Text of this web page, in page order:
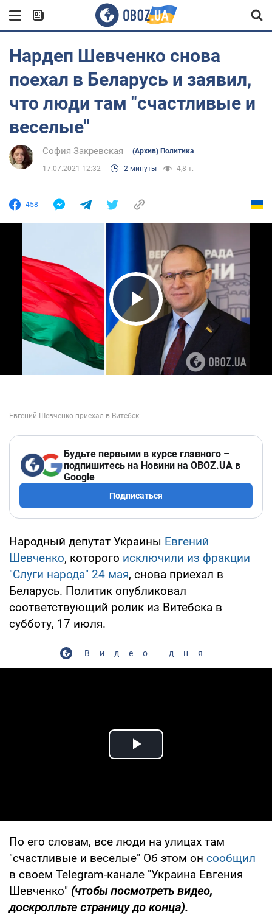
Нардеп Шевченко снова
поехал в Беларусь и заявил,
что люди там "счастливые и
веселые"
София Закревская (Архив) Политика
17.07.2021 12:32 2 минуты 4,8 т.
458
Play Video
Будьте первыми в курсе главного –
подпишитесь на Новини на OBOZ.UA в
Google
Подписаться
Народный депутат Украины Евгений
Шевченко, которого исключили из фракции
"Слуги народа" 24 мая, снова приехал в
Беларусь. Политик опубликовал
соответствующий ролик из Витебска в
субботу, 17 июля.
Видео дня
Play Video
По его словам, все люди на улицах там
"счастливые и веселые" Об этом он сообщил
в своем Telegram-канале "Украина Евгения
Шевченко" (чтобы посмотреть видео,
доскролльте страницу до конца).